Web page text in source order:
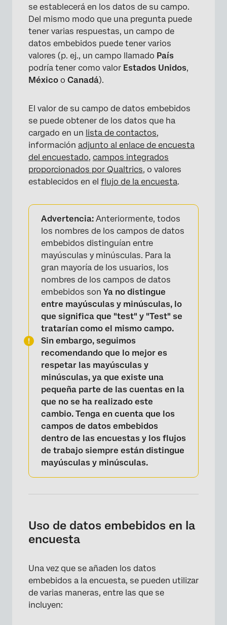
se establecerá en los datos de su campo.
Del mismo modo que una pregunta puede
tener varias respuestas, un campo de
datos embebidos puede tener varios
valores (p. ej., un campo llamado País
podría tener como valor Estados Unidos,
México o Canadá).
El valor de su campo de datos embebidos
se puede obtener de los datos que ha
cargado en un lista de contactos,
información adjunto al enlace de encuesta
del encuestado, campos integrados
proporcionados por Qualtrics, o valores
establecidos en el flujo de la encuesta.
Advertencia: Anteriormente, todos
los nombres de los campos de datos
embebidos distinguían entre
mayúsculas y minúsculas. Para la
gran mayoría de los usuarios, los
nombres de los campos de datos
embebidos son Ya no distingue
entre mayúsculas y minúsculas, lo
que significa que "test" y "Test" se
tratarían como el mismo campo.
Sin embargo, seguimos
recomendando que lo mejor es
respetar las mayúsculas y
minúsculas, ya que existe una
pequeña parte de las cuentas en la
que no se ha realizado este
cambio. Tenga en cuenta que los
campos de datos embebidos
dentro de las encuestas y los flujos
de trabajo siempre están distingue
mayúsculas y minúsculas.
Uso de datos embebidos en la
encuesta
Una vez que se añaden los datos
embebidos a la encuesta, se pueden utilizar
de varias maneras, entre las que se
incluyen: